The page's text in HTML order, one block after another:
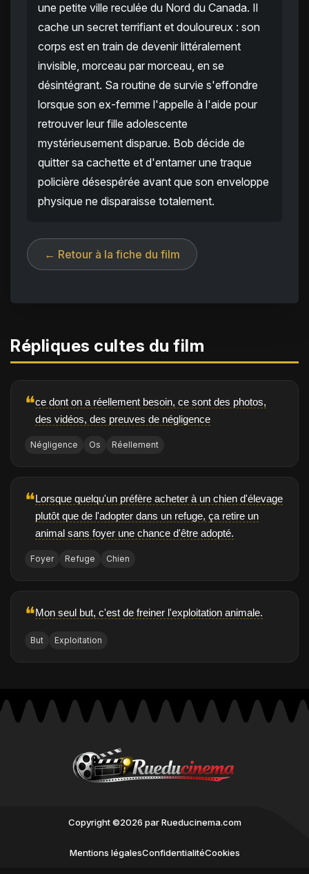
une petite ville reculée du Nord du Canada. Il
cache un secret terrifiant et douloureux : son
corps est en train de devenir littéralement
invisible, morceau par morceau, en se
désintégrant. Sa routine de survie s'effondre
lorsque son ex-femme l'appelle à l'aide pour
retrouver leur fille adolescente
mystérieusement disparue. Bob décide de
quitter sa cachette et d'entamer une traque
policière désespérée avant que son enveloppe
physique ne disparaisse totalement.
← Retour à la fiche du film
Répliques cultes du film
❝ce dont on a réellement besoin, ce sont des photos,
des vidéos, des preuves de négligence
Négligence Os Réellement
❝Lorsque quelqu'un préfère acheter à un chien d'élevage
plutôt que de l'adopter dans un refuge, ça retire un
animal sans foyer une chance d'être adopté.
Foyer Refuge Chien
❝Mon seul but, c'est de freiner l'exploitation animale.
But Exploitation
Copyright ©2026 par Rueducinema.com
Mentions légalesConfidentialitéCookies